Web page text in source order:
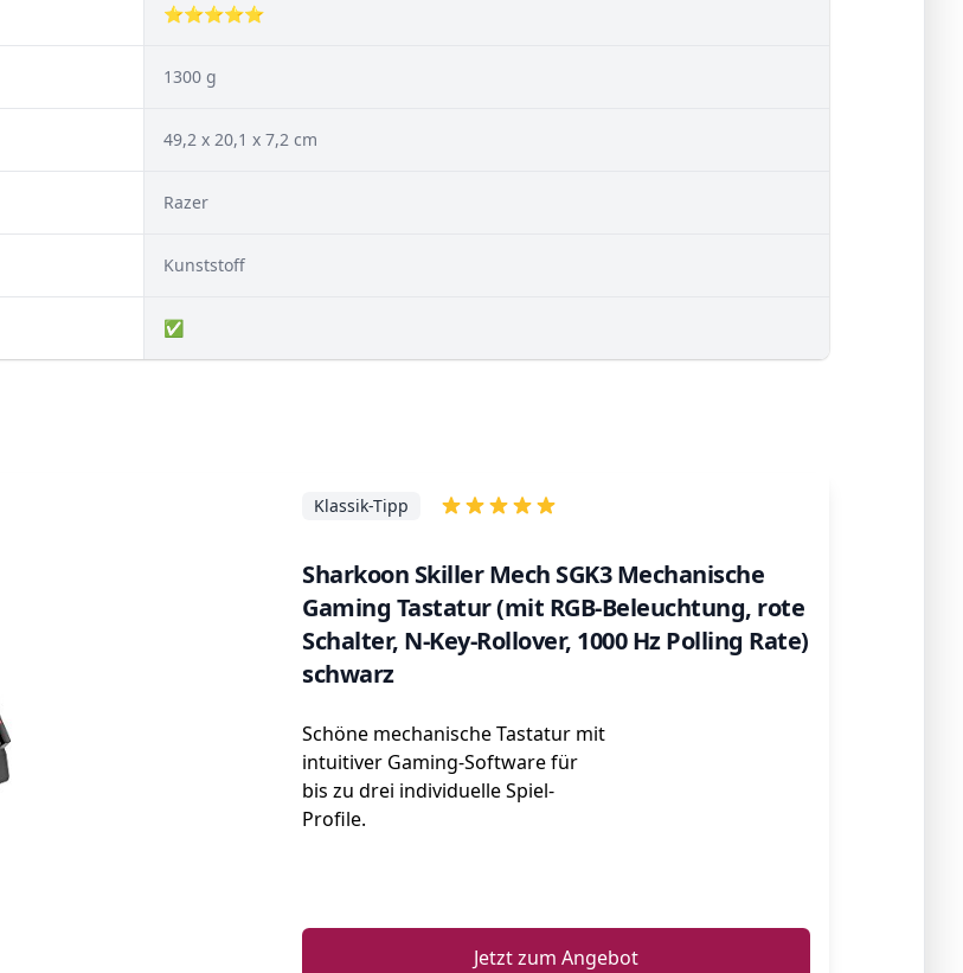
⭐⭐⭐⭐⭐
1300 g
49,2 x 20,1 x 7,2 cm
Razer
Kunststoff
✅
Sharkoon Skiller Mech SGK3 Mechanische
Gaming Tastatur (mit RGB-Beleuchtung, rote
Schalter, N-Key-Rollover, 1000 Hz Polling Rate)
schwarz
Klassik-Tipp
Schöne mechanische Tastatur mit
intuitiver Gaming-Software für
bis zu drei individuelle Spiel-
Profile.
Jetzt zum Angebot